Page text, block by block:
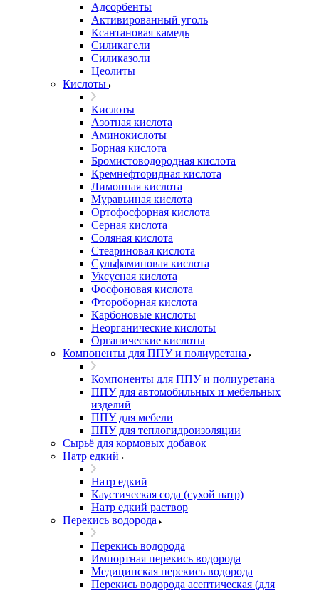
Адсорбенты
Активированный уголь
Ксантановая камедь
Силикагели
Силиказоли
Цеолиты
Кислоты
Кислоты
Азотная кислота
Аминокислоты
Борная кислота
Бромистоводородная кислота
Кремнефторидная кислота
Лимонная кислота
Муравьиная кислота
Ортофосфорная кислота
Серная кислота
Соляная кислота
Стеариновая кислота
Сульфаминовая кислота
Уксусная кислота
Фосфоновая кислота
Фтороборная кислота
Карбоновые кислоты
Неорганические кислоты
Органические кислоты
Компоненты для ППУ и полиуретана
Компоненты для ППУ и полиуретана
ППУ для автомобильных и мебельных
изделий
ППУ для мебели
ППУ для теплогидроизоляции
Сырьё для кормовых добавок
Натр едкий
Натр едкий
Каустическая сода (сухой натр)
Натр едкий раствор
Перекись водорода
Перекись водорода
Импортная перекись водорода
Медицинская перекись водорода
Перекись водорода асептическая (для